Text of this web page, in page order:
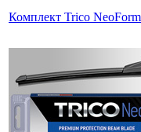
Комплект Trico